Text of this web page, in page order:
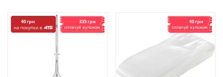
40 грн 335 грн 40 грн